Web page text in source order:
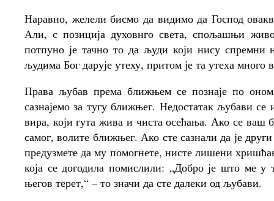
Наравно, желели бисмо да видимо да Господ
Али, с позиција духовнго света, спољашњи
потпуно је тачно то да људи који нису
људима Бог дарује утеху, притом је та утеха
Права љубав према ближњем се познаје по
сазнајемо за тугу ближњег. Недостатак љубави
вира, који гута жива и чиста осећања. Ако се ваш
самог, волите ближњег. Ако сте сазнали да је
предузмете да му помогнете, нисте лишени
која се догодила помислили: „Добро је што ме
његов терет,“ – то значи да сте далеки од љубави.